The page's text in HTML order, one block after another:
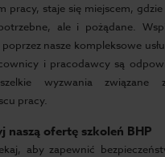
pracy, staje się miejscem,
ale i pożądane.
nasze kompleksowe
i pracodawcy są
wyzwania związane z
pracy.
naszą ofertę szkoleń BHP
aby zapewnić